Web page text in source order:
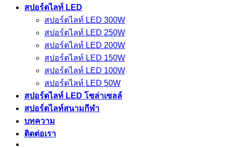
สปอร์ตไลท์ LED
สปอร์ตไลท์ LED 300W
สปอร์ตไลท์ LED 250W
สปอร์ตไลท์ LED 200W
สปอร์ตไลท์ LED 150W
สปอร์ตไลท์ LED 100W
สปอร์ตไลท์ LED 50W
สปอร์ตไลท์ LED โซล่าเซลล์
สปอร์ตไลท์สนามกีฬา
บทความ
ติดต่อเรา